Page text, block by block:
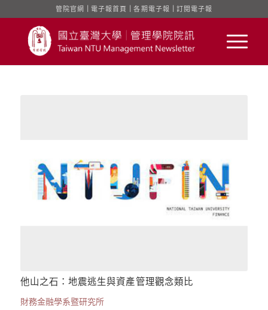
管院官網 電子報首頁 ｜各期電子報 訂閱電子報
他山之石：地震逃生與資產管理觀念類比
財務金融學系暨研究所